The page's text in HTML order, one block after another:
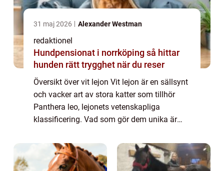
31 maj 2026 Alexander Westman
redaktionel
Hundpensionat i norrköping så hittar
hunden rätt trygghet när du reser
Översikt över vit lejon Vit lejon är en sällsynt
och vacker art av stora katter som tillhör
Panthera leo, lejonets vetenskapliga
klassificering. Vad som gör dem unika är
dem från de traditionella gulaktiga l...